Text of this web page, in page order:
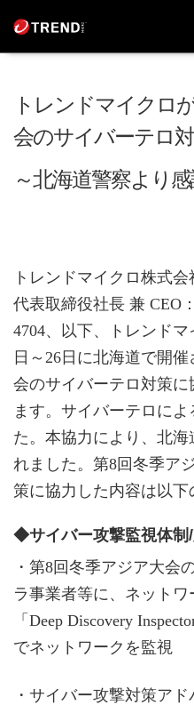
トレンドマイクロ
会のサイバーテロ
～北海道警察より
トレンドマイクロ株式
代表取締役社長 兼 CEO
4704、以下、トレンド
日～26日に北海道で開
会のサイバーテロ対策
ます。サイバーテロに
た。本協力により、北
れました。第8回冬季ア
策に協力した内容は以下
◆サイバー攻撃監視体制
・第8回冬季アジア大会
ラ事業者等に、ネット
「Deep Discovery
でネットワークを監視
・サイバー攻撃対策ア